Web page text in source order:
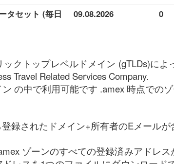
タセット (毎日
09.08.2026 0
ックトップレベルドメイン (gTLDs)に
Travel Related Services Company.
の中で利用可能です .amex 時点での
録されたドメイン+所有者のEメール
ゾーンのすべての登録済みアドレ